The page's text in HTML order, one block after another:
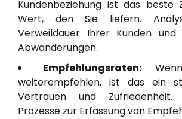
Kundenbeziehung ist das beste
Wert, den Sie liefern.
Verweildauer Ihrer Kunden
Abwanderungen.
Empfehlungsraten:
weiterempfehlen, ist das ein
Vertrauen und Zufriedenheit.
Prozesse zur Erfassung von